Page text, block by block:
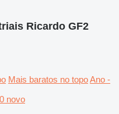
Ricardo GF2
Mais baratos no topoAno -